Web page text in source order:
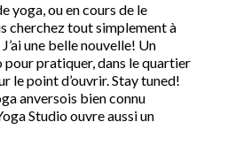
yoga, ou en cours de le
cherchez tout simplement à
une belle nouvelle! Un
pour pratiquer, dans le quartier
le point d’ouvrir. Stay tuned!
anversois bien connu
Studio ouvre aussi un